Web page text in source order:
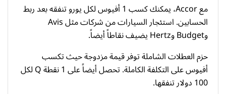
مع Accor، يمكنك كسب 1 أفيوس لكل يورو تنفقه بعد ربط
الحسابين. استئجار السيارات من شركات مثل Avis
وBudget وHertz يضيف نقاطاً أيضاً.
حزم العطلات الشاملة توفر قيمة مزدوجة حيث تكسب
أفيوس على التكلفة الكاملة. تحصل أيضاً على 1 نقطة Q لكل
100 دولار تنفقها.